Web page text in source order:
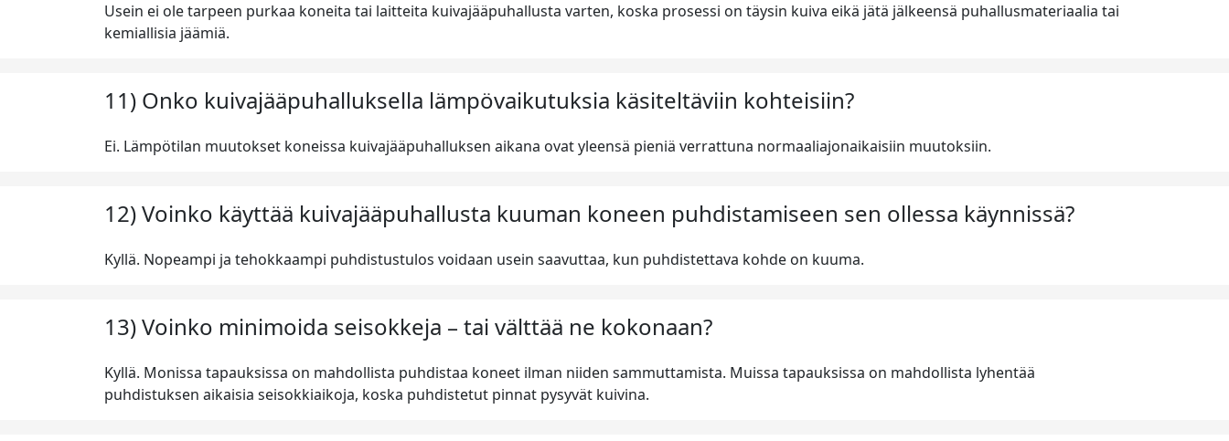
Usein ei ole tarpeen purkaa koneita tai laitteita kuivajääpuhallusta varten, koska prosessi on täysin kuiva eikä jätä jälkeensä puhallusmateriaalia tai
kemiallisia jäämiä.
11) Onko kuivajääpuhalluksella lämpövaikutuksia käsiteltäviin kohteisiin?
Ei. Lämpötilan muutokset koneissa kuivajääpuhalluksen aikana ovat yleensä pieniä verrattuna normaaliajonaikaisiin muutoksiin.
12) Voinko käyttää kuivajääpuhallusta kuuman koneen puhdistamiseen sen ollessa käynnissä?
Kyllä. Nopeampi ja tehokkaampi puhdistustulos voidaan usein saavuttaa, kun puhdistettava kohde on kuuma.
13) Voinko minimoida seisokkeja – tai välttää ne kokonaan?
Kyllä. Monissa tapauksissa on mahdollista puhdistaa koneet ilman niiden sammuttamista. Muissa tapauksissa on mahdollista lyhentää
puhdistuksen aikaisia seisokkiaikoja, koska puhdistetut pinnat pysyvät kuivina.